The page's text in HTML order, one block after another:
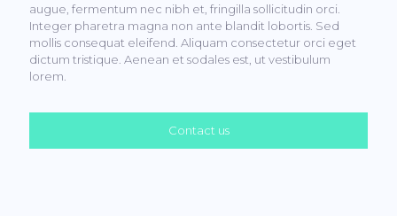
augue, fermentum nec nibh et, fringilla sollicitudin orci.
Integer pharetra magna non ante blandit lobortis. Sed
mollis consequat eleifend. Aliquam consectetur orci eget
dictum tristique. Aenean et sodales est, ut vestibulum
lorem.
Contact us